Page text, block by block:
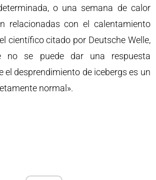
o una semana de calor
relacionadas con el calentamiento
científico citado por Deutsche Welle,
no se puede dar una respuesta
el desprendimiento de icebergs es un
normal».